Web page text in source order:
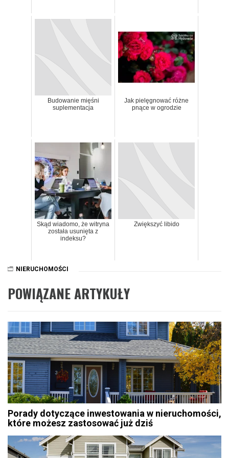
Budowanie mięśni
suplementacja
Jak pielęgnować różne
pnące w ogrodzie
Skąd wiadomo, że witryna
została usunięta z
indeksu?
Zwiększyć libido
NIERUCHOMOŚCI
POWIĄZANE ARTYKUŁY
Porady dotyczące inwestowania w nieruchomości,
które możesz zastosować już dziś